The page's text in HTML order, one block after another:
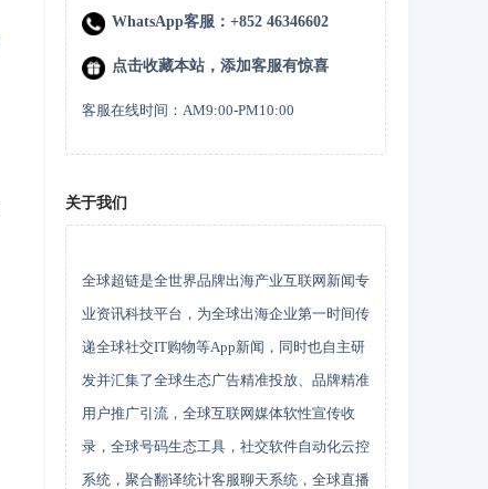
WhatsApp客服：+852 46346602
点击收藏本站，添加客服有惊喜
客服在线时间：AM9:00-PM10:00
关于我们
全球超链是全世界品牌出海产业互联网新闻专
业资讯科技平台，为全球出海企业第一时间传
递全球社交IT购物等App新闻，同时也自主研
发并汇集了全球生态广告精准投放、品牌精准
用户推广引流，全球互联网媒体软性宣传收
录，全球号码生态工具，社交软件自动化云控
系统，聚合翻译统计客服聊天系统，全球直播